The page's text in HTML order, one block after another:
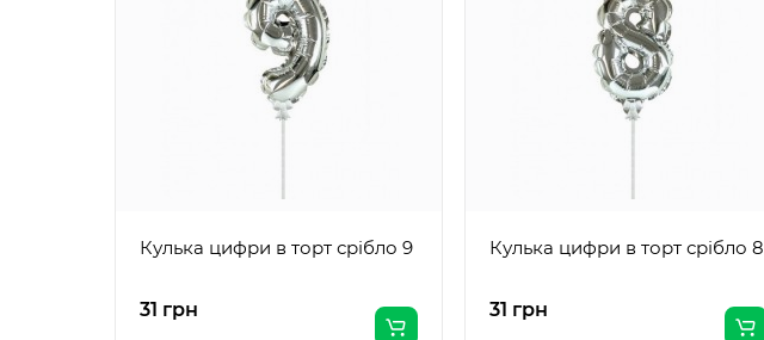
Кулька цифри в торт срібло 9
31 грн
Кулька цифри в торт срібло 8
31 грн